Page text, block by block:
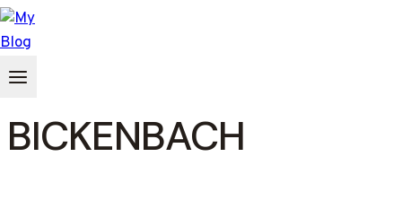
Zum
Inhalt
springen
BICKENBACH